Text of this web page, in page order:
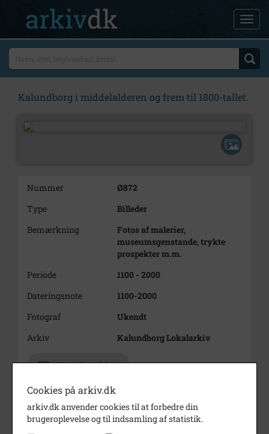
Kalundborg i middelalderen og frem til 1800-tallet.
Nummer
Ø872
Type
Billeder
Bemærkning
Fotos af malerier,
museumsgenstande, trykte
prospekter m.m.
Periode
1100 - 2000
Dateringsnote
1100-2000
Fotograf
Ukendt
Arkiv
Kalundborg Lokalarkiv
Kontakt arkivet
Yderligere indhold
Ø872,1KALUNDBORG SLOT.
Cookies på arkiv.dk
arkiv.dk anvender cookies til at forbedre din
brugeroplevelse og til indsamling af statistik.